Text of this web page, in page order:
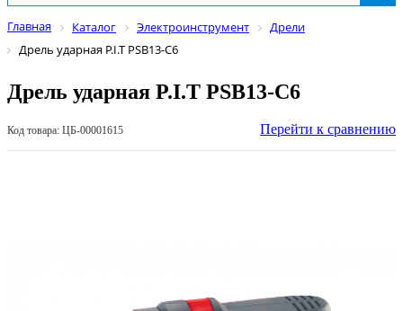
Главная Каталог Электроинструмент
Дрели
Дрель ударная P.I.T РSB13-C6
Дрель ударная P.I.T РSB13-C6
Код товара: ЦБ-00001615 Перейти к сравнению